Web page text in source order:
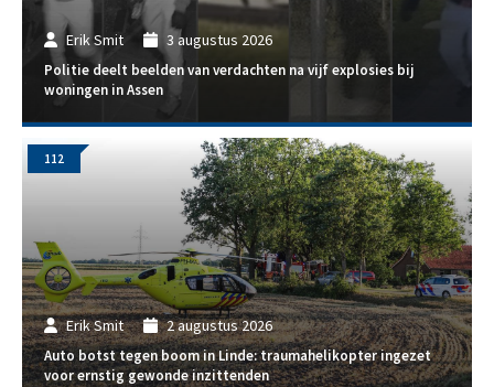
Erik Smit 3 augustus 2026
Politie deelt beelden van verdachten na vijf explosies bij
woningen in Assen
Erik Smit 2 augustus 2026
Auto botst tegen boom in Linde: traumahelikopter ingezet
voor ernstig gewonde inzittenden
112